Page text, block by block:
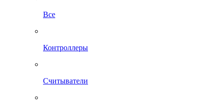
Все
Контроллеры
Считыватели